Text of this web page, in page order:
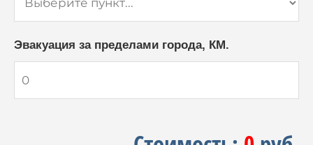
Эвакуация за пределами города, КМ.